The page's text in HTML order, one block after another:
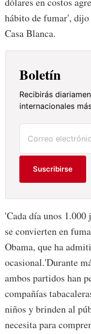
hábito de fumar',
Casa Blanca.
Boletín
Recibirás
internacionales
Suscribirse
'Cada día unos 1.000
se convierten en
Obama, que ha
ocasional.'Durante
ambos partidos han
compañías
niños y brinden al
necesita para